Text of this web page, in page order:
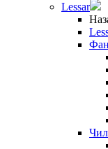
Lessar